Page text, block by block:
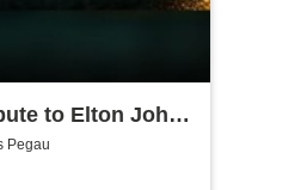
to Elton John /
Night
Pegau